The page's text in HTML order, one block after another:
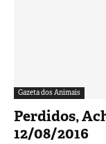
Gazeta dos Animais
Perdidos,
12/08/2016